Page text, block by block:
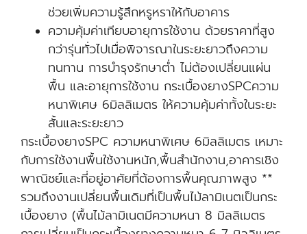
ช่วยเพิ่มความรู้สึกหรูหราให้กับอาคาร
ความคุ้มค่าเทียบอายุการใช้งาน ด้วยราคาที่สูง
กว่ารุ่นทั่วไปเมื่อพิจารณาในระยะยาวถึงความ
ทนทาน การบำรุงรักษาต่ำ ไม่ต้องเปลี่ยนแผ่น
พื้น และอายุการใช้งาน กระเบื้องยางSPCความ
หนาพิเศษ 6มิลลิเมตร ให้ความคุ้มค่าทั้งในระยะ
สั้นและระยะยาว
กระเบื้องยางSPC ความหนาพิเศษ 6มิลลิเมตร เหมาะ
กับการใช้งานพื้นใช้งานหนัก,พื้นสำนักงาน,อาคารเชิง
พาณิชย์และที่อยู่อาศัยที่ต้องการพื้นคุณภาพสูง **
รวมถึงงานเปลี่ยนพื้นเดิมที่เป็นพื้นไม้ลามิเนตเป็นกระ
เบื้องยาง (พื้นไม้ลามิเนตมีความหนา 8 มิลลิเมตร